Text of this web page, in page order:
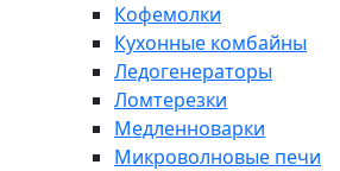
Кофемолки
Кухонные комбайны
Ледогенераторы
Ломтерезки
Медленноварки
Микроволновые печи